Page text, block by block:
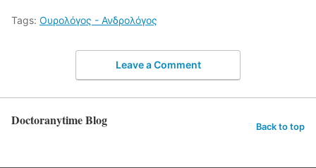
Tags: Ουρολόγος - Ανδρολόγος
Leave a Comment
Doctoranytime Blog Back to top